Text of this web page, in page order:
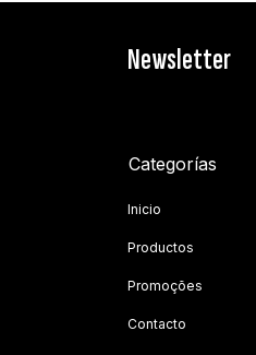
Newsletter
Categorías
Inicio
Productos
Promoções
Contacto